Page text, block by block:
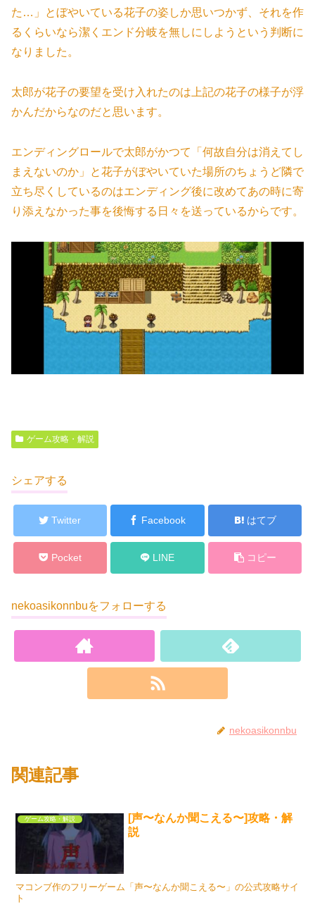
た…」とぼやいている花子の姿しか思いつかず、それを作
るくらいなら潔くエンド分岐を無しにしようという判断に
なりました。
太郎が花子の要望を受け入れたのは上記の花子の様子が浮
かんだからなのだと思います。
エンディングロールで太郎がかつて「何故自分は消えてし
まえないのか」と花子がぼやいていた場所のちょうど隣で
立ち尽くしているのはエンディング後に改めてあの時に寄
り添えなかった事を後悔する日々を送っているからです。
ゲーム攻略・解説
シェアする
Twitter Facebook はてブ
Pocket LINE コピー
nekoasikonnbuをフォローする
nekoasikonnbu
関連記事
ゲーム攻略・解説
[声〜なんか聞こえる〜]攻略・解
説
マコンブ作のフリーゲーム「声〜なんか聞こえる〜」の公式攻略サイ
ト